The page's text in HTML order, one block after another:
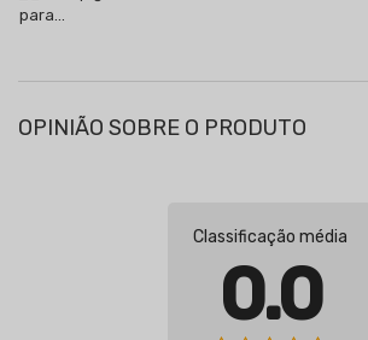
OPINIÃO SOBRE O PRODUTO
Classificação média
0.0